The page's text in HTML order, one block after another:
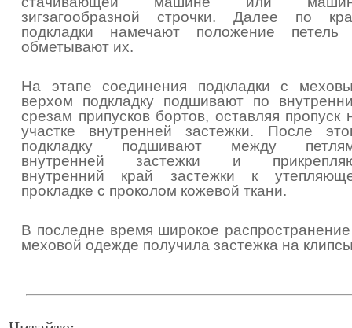
зигзагообразной строчки. Далее по
подкладки намечают положение
обметывают их.
На этапе соединения подкладки с
верхом подкладку подшивают по
срезам припусков бортов, оставляя пропуск
участке внутренней застежки. После
подкладку подшивают между
внутренней застежки и
внутренний край застежки к
прокладке с проколом кожевой ткани.
В последне время широкое
меховой одежде получила застежка на